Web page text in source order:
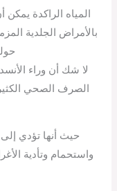
المياه الراكدة
بالأمراض الجلدية
لا شك أن وراء
الصرف الصحي
حيث أنها تؤدي
واستحمام وتأدية